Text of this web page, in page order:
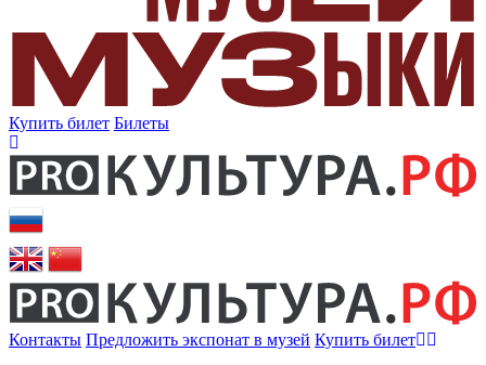
Купить билет Билеты
Контакты Предложить экспонат в музей Купить билет